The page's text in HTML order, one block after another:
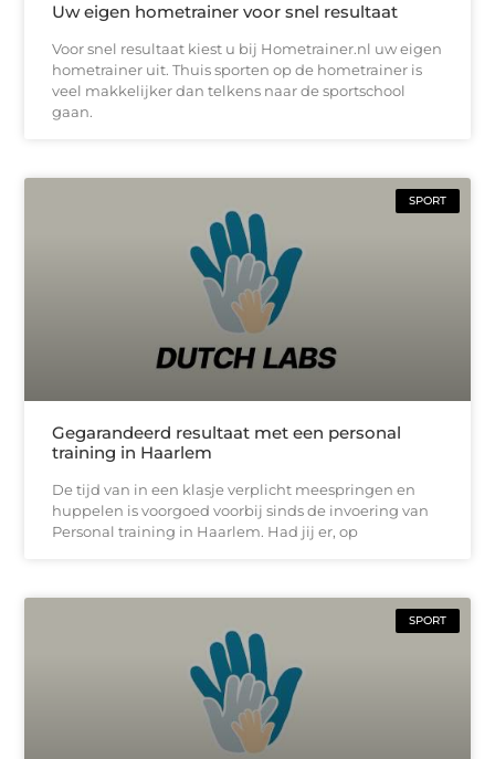
Uw eigen hometrainer voor snel resultaat
Voor snel resultaat kiest u bij Hometrainer.nl uw eigen
hometrainer uit. Thuis sporten op de hometrainer is
veel makkelijker dan telkens naar de sportschool
gaan.
SPORT
Gegarandeerd resultaat met een personal
training in Haarlem
De tijd van in een klasje verplicht meespringen en
huppelen is voorgoed voorbij sinds de invoering van
Personal training in Haarlem. Had jij er, op
SPORT